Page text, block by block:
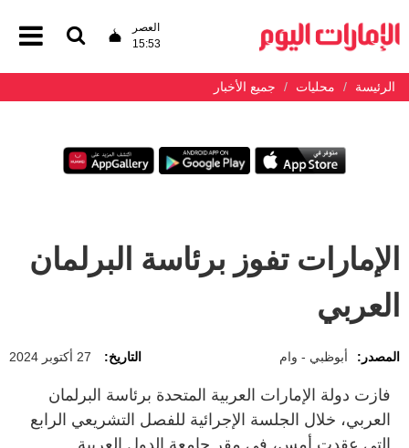
العصر
15:53
الرئيسة محليات جميع الأخبار
الإمارات تفوز برئاسة البرلمان
العربي
المصدر: أبوظبي - وام التاريخ: 27 أكتوبر 2024
فازت دولة الإمارات العربية المتحدة برئاسة البرلمان
العربي، خلال الجلسة الإجرائية للفصل التشريعي الرابع
التي عقدت أمس، في مقر جامعة الدول العربية